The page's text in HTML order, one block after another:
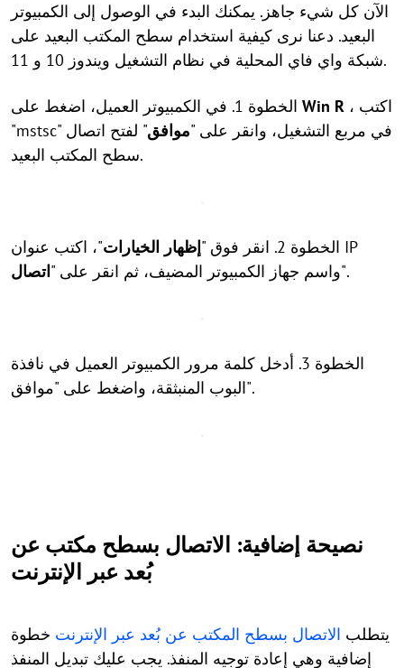
الآن كل شيء جاهز. يمكنك البدء في الوصول إلى الكمبيوتر
البعيد. دعنا نرى كيفية استخدام سطح المكتب البعيد على
شبكة واي فاي المحلية في نظام التشغيل ويندوز 10 و 11.
Win R ، اكتب
"mstsc" في مربع التشغيل، وانقر على "موافق" لفتح اتصال
سطح المكتب البعيد.
الخطوة 2. انقر فوق " إظهار الخيارات"، اكتب عنوان IP
واسم جهاز الكمبيوتر المضيف، ثم انقر على "اتصال ".
الخطوة 3. أدخل كلمة مرور الكمبيوتر العميل في نافذة
البوب ​​المنبثقة، واضغط على "موافق".
نصيحة إضافية: الاتصال بسطح مكتب عن
بُعد عبر الإنترنت
يتطلب الاتصال بسطح المكتب عن بُعد عبر الإنترنت خطوة
إضافية وهي إعادة توجيه المنفذ. يجب عليك تبديل المنفذ